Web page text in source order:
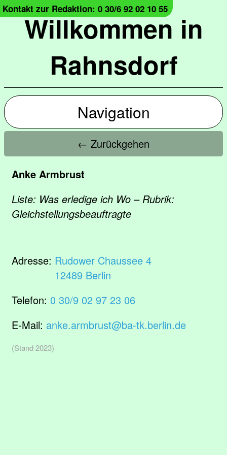
Willkommen in
Rahnsdorf
Kontakt zur Redaktion: 0 30/6 92 02 10 55
Navigation
← Zurückgehen
Anke Armbrust
Liste: Was erledige ich Wo – Rubrik:
Gleichstellungsbeauftragte
Adresse: Rudower Chaussee 4
12489 Berlin
Telefon: 0 30/9 02 97 23 06
E-Mail: anke.armbrust@ba-tk.berlin.de
(Stand 2023)